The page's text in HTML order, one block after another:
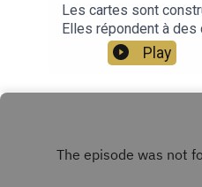
Les cartes sont
Elles répondent à
des visions
cartes, et leurs
Émission présentée
Play